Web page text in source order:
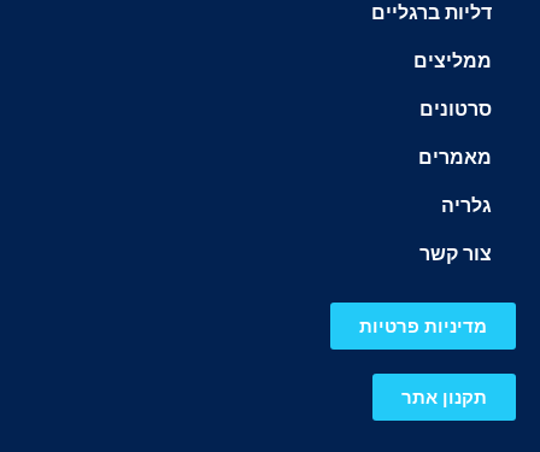
דליות ברגליים
ממליצים
סרטונים
מאמרים
גלריה
צור קשר
מדיניות פרטיות
תקנון אתר